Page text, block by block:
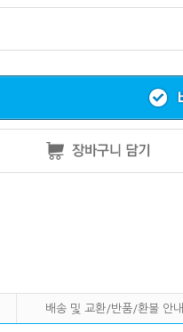
배송 및 교환/반품/환불 안내